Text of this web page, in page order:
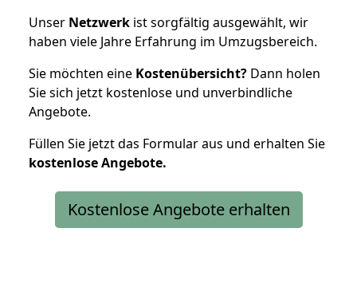
Unser Netzwerk ist sorgfältig ausgewählt, wir
haben viele Jahre Erfahrung im Umzugsbereich.
Sie möchten eine Kostenübersicht? Dann holen
Sie sich jetzt kostenlose und unverbindliche
Angebote.
Füllen Sie jetzt das Formular aus und erhalten Sie
kostenloseAngebote.
Kostenlose Angebote erhalten